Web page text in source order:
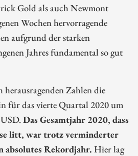
Gold als auch Newmont
Wochen hervorragende
aufgrund der starken
Jahres fundamental so gut
Zahlen die
für das vierte Quartal 2020 um
Das Gesamtjahr 2020, dass
litt, war trotz verminderter
absolutes Rekordjahr. Hier lag